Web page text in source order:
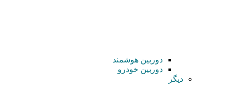
دوربین هوشمند
دوربین خودرو
دیگر